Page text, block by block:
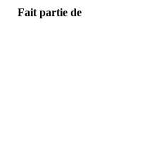
Fait partie de